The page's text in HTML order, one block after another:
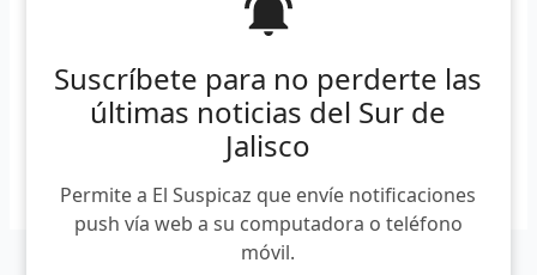
Suscríbete para no perderte las
últimas noticias del Sur de
Jalisco
Permite a El Suspicaz que envíe notificaciones
push vía web a su computadora o teléfono
móvil.
distribuidos en dos días, a raíz de la actual pandemia por
Covid-19. El lunes 10 de agosto acudieron mil 198
aspirantes a las carreras de Médico cirujano y Partero, […]